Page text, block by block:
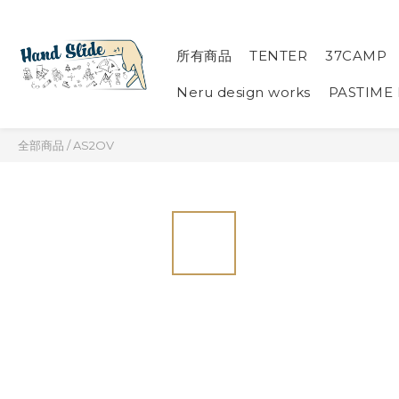
所有商品 TENTER 37CAMP
Neru design works PASTIME
全部商品 /AS2OV